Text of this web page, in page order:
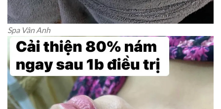
Spa Vân Anh